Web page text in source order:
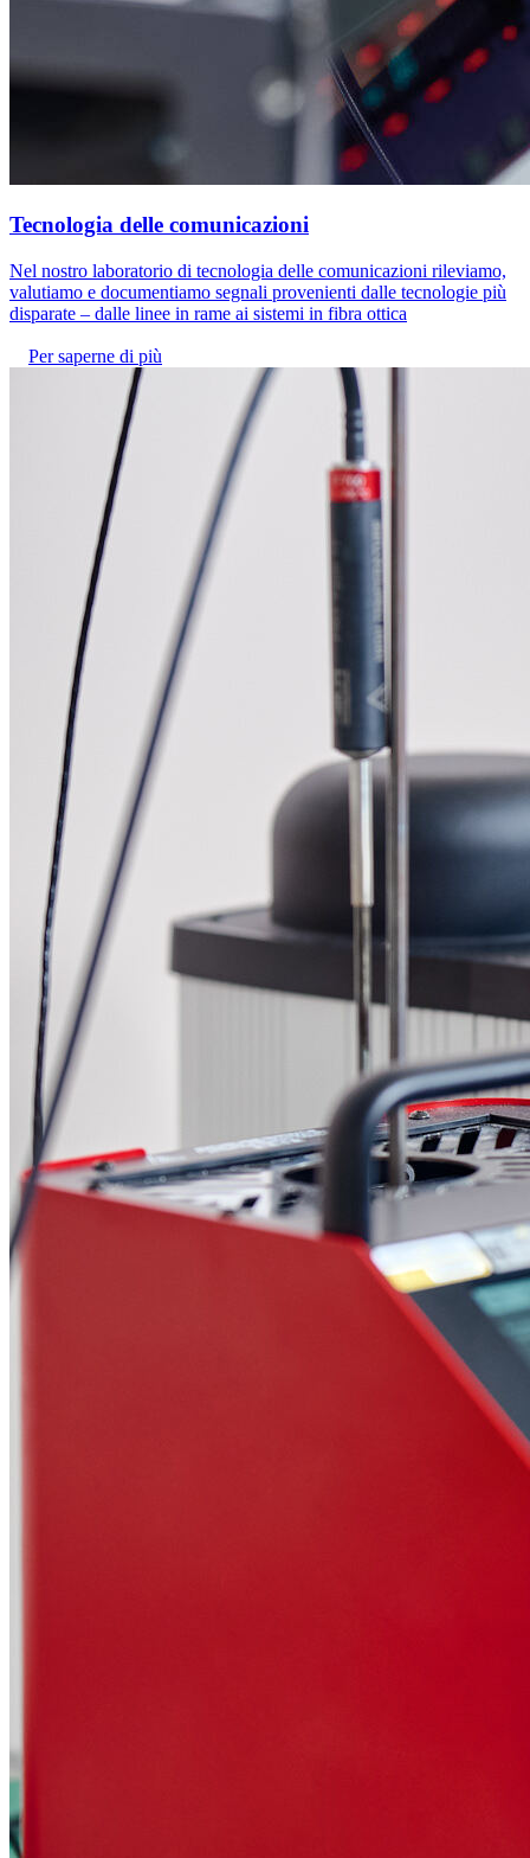
Tecnologia delle comunicazioni
Nel nostro laboratorio di tecnologia delle comunicazioni rileviamo,
valutiamo e documentiamo segnali provenienti dalle tecnologie più
disparate – dalle linee in rame ai sistemi in fibra ottica
Per saperne di più